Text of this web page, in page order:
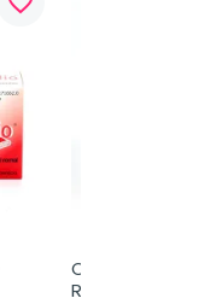
Olphatea Kit
Recuperación